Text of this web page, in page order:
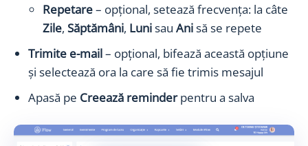
Repetare– opțional, setează frecvența: la câte
Zile, Săptămâni, Lunisau Anisă se repete
Trimite e-mail– opțional, bifează această opțiune
și selectează ora la care să fie trimis mesajul
Apasă pe Creează reminderpentru a salva